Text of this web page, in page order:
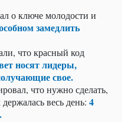
о ключе молодости и
замедлить
что красный код
носят лидеры,
свое.
чтонужно сделать,
весь день: 4